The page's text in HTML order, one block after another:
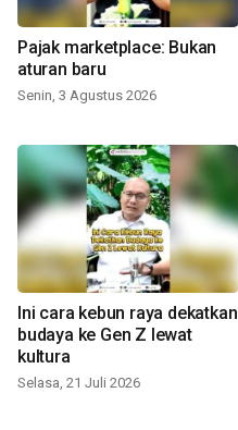
Pajak marketplace: Bukan
aturan baru
Senin, 3 Agustus 2026
Ini cara kebun raya dekatkan
budaya ke Gen Z lewat
kultura
Selasa, 21 Juli 2026